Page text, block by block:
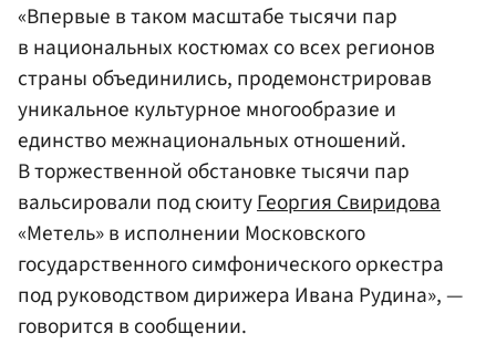
«Впервые в таком масштабе тысячи пар
в национальных костюмах со всех регионов
страны объединились, продемонстрировав
уникальное культурное многообразие и
единство межнациональных отношений.
В торжественной обстановке тысячи пар
вальсировали под сюитуГеоргия Свиридова
«Метель» в исполнении Московского
государственного симфонического оркестра
под руководством дирижера Ивана Рудина», —
говорится в сообщении.